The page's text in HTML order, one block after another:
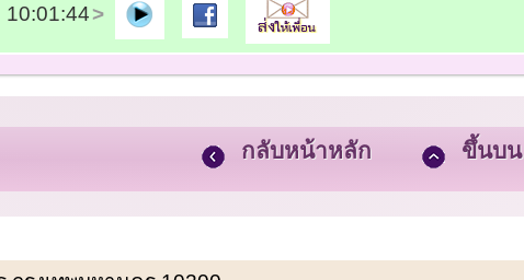
10:01:44
กลับหน้าหลัก ขึ้นบน